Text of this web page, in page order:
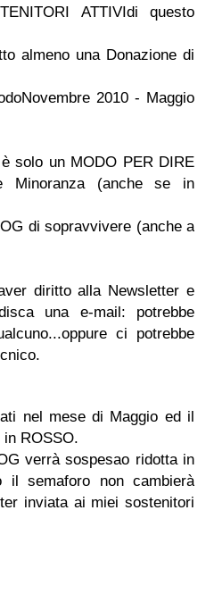
ATTIVIdi questo
almeno una Donazionedi
Novembre 2010 - Maggio
solo un MODO PER DIRE
Minoranza (anche se in
di sopravvivere (anche a
diritto allaNewsletter e
una e-mail: potrebbe
ci potrebbe
nel mese di Maggio ed il
in ROSSO.
verrà sospesao ridotta in
il semaforo non cambierà
inviata ai miei sostenitori